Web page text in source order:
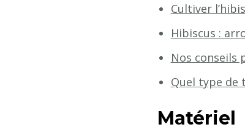
Cultiver
Hibiscus :
Nos conseils
Quel type de
Matériel